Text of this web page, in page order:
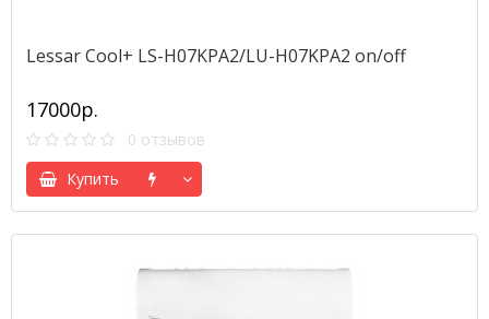
Lessar Cool+ LS-H07KPA2/LU-H07KPA2 on/off
17000р.
0 отзывов
Купить